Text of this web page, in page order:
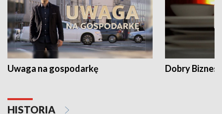
Uwaga na gospodarkę Dobry Biznes
HISTORIA